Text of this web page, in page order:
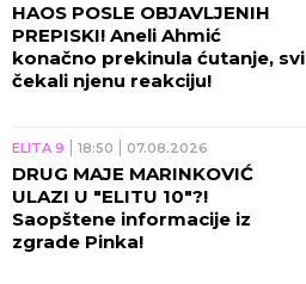
HAOS POSLE OBJAVLJENIH
PREPISKI! Aneli Ahmić
konačno prekinula ćutanje, svi
čekali njenu reakciju!
ELITA 9 18:50 07.08.2026
DRUG MAJE MARINKOVIĆ
ULAZI U "ELITU 10"?!
Saopštene informacije iz
zgrade Pinka!